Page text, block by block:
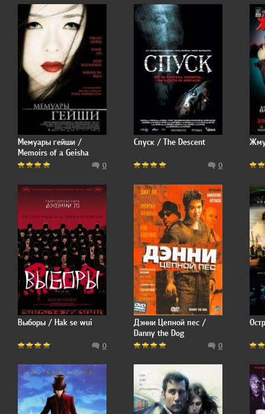
Мемуары гейши /
Memoirs of a Geisha
0
Спуск / The Descent
0
Выборы / Hak se wui
0
Дэнни Цепной пес /
Danny the Dog
0